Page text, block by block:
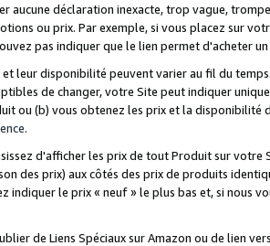
aucune déclaration inexacte, trop vague,
ou prix. Par exemple, si vous placez sur
pas indiquer que le lien permet d'acheter
et leur disponibilité peuvent varier au fil du
de changer, votre Site peut indiquer
ou (b) vous obtenez les prix et la disponibilité
.
d'afficher les prix de tout Produit sur
des prix) aux côtés des prix de produits
indiquer le prix « neuf » le plus bas et, si nous
de Liens Spéciaux sur Amazon ou de lien